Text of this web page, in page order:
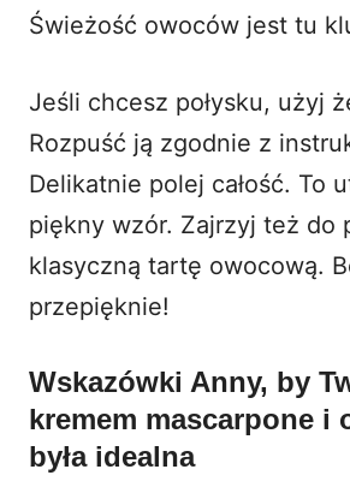
Świeżość owoców jest tu
Jeśli chcesz połysku, użyj
Rozpuść ją zgodnie z
Delikatnie polej całość. To
piękny wzór. Zajrzyj też do
klasyczną tartę owocową.
przepięknie!
Wskazówki Anny, by
kremem mascarpone i
była idealna